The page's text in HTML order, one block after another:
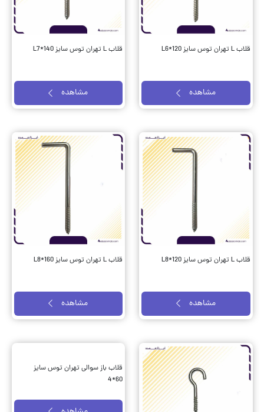
قلاب L تهران توس سایز L6*120
مشاهده
قلاب L تهران توس سایز L7*140
مشاهده
قلاب L تهران توس سایز L8*120
مشاهده
قلاب L تهران توس سایز L8*160
مشاهده